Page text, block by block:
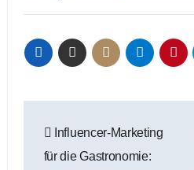
Influencer-Marketing
für die Gastronomie: